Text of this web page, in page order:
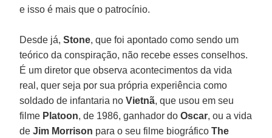
e isso é mais que o patrocínio.
Desde já,Stone, que foi apontado como sendo um
teórico da conspiração, não recebe esses conselhos.
É um diretor que observa acontecimentos da vida
real, quer seja por sua própria experiência como
soldado de infantaria noVietnã, que usou em seu
filme Platoon, de 1986, ganhador doOscar, ou a vida
deJim Morrison para o seu filme biográficoThe